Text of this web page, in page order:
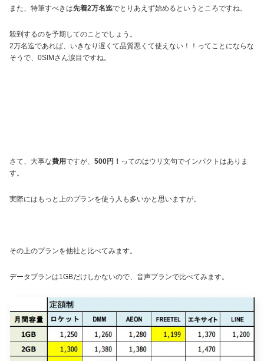
また、特筆すべきは先着2万名迄でとりあえず始めるというところですね。
殺到するのを予期してのことでしょう。
2万名迄であれば、いきなり遅くて品質悪くて使えない！！ってことにならな
そうで、0SIMさん涙目ですね。
さて、大事な費用ですが、 500円！ ってのはウリ文句でインパクトはありま
す。
実際にはもっと上のプランを使う人も多いかと思いますが。
その上のプランを他社と比べてみます。
データプランは1GBだけしかないので、音声プランで比べてみます。